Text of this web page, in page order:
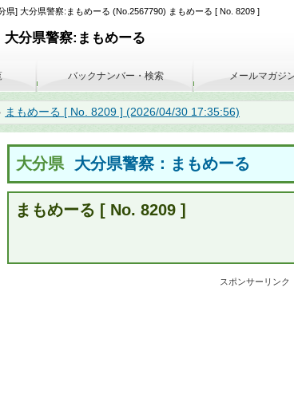
県] 大分県警察:まもめーる (No.2567790) まもめーる [ No. 8209 ]
大分県警察:まもめーる
まもめーる [ No. 8209 ] (2026/04/30 17:35:56)
大分県 大分県警察：まもめーる
まもめーる [ No. 8209 ]
スポンサーリンク
バックナンバー・検索 メールマガジ